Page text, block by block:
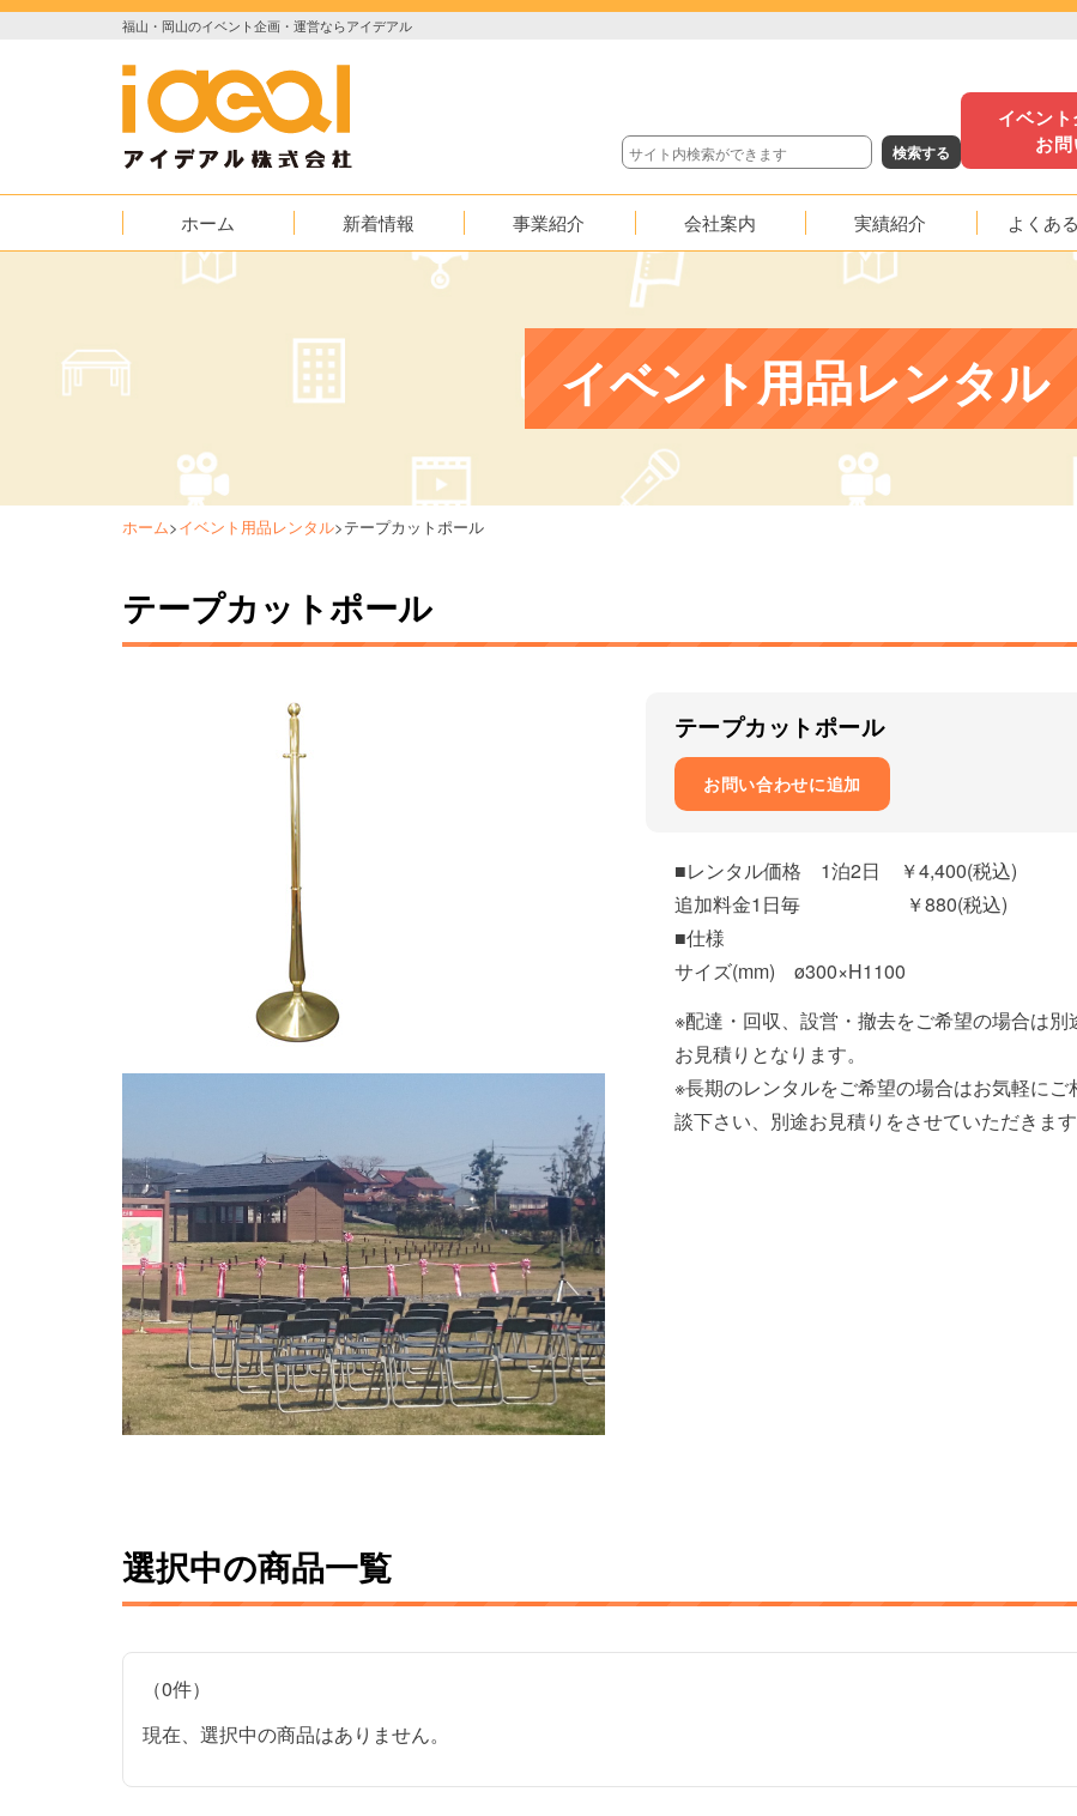
福山・岡山のイベント企画・運営ならアイデアル
イベン
お
ホーム 新着情報
お知らせ
事業紹介
イベント
AED普及応援
会社案内
沿革
実績紹介
イベント実績
よくあ
イベント用品レンタル
ホーム>イベント用品レンタル>テープカットポール
テープカットポール
テープカットポール
お問い合わせに追加
■レンタル価格 1泊2日 ￥4,400(税込)
追加料金1日毎 ￥880(税込)
■仕様
サイズ(mm) ø300×H1100
※配達・回収、設営・撤去をご希望の場合は別
お見積りとなります。
※長期のレンタルをご希望の場合はお気軽にご
談下さい、別途お見積りをさせていただきます
選択中の商品一覧
（0件）
現在、選択中の商品はありません。